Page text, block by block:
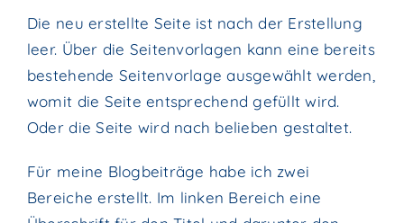
Die neu erstellte Seite ist nach der Erstellung
leer. Über die Seitenvorlagen kann eine bereits
bestehende Seitenvorlage ausgewählt werden,
womit die Seite entsprechend gefüllt wird.
Oder die Seite wird nach belieben gestaltet.
Für meine Blogbeiträge habe ich zwei
Bereiche erstellt. Im linken Bereich eine